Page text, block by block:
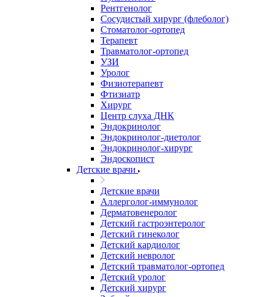
Рентгенолог
Сосудистый хирург (флеболог)
Стоматолог-ортопед
Терапевт
Травматолог-ортопед
УЗИ
Уролог
Физиотерапевт
Фтизиатр
Хирург
Центр слуха ДНК
Эндокринолог
Эндокринолог-диетолог
Эндокринолог-хирург
Эндоскопист
Детские врачи
Детские врачи
Аллерголог-иммунолог
Дерматовенеролог
Детский гастроэнтеролог
Детский гинеколог
Детский кардиолог
Детский невролог
Детский травматолог-ортопед
Детский уролог
Детский хирург